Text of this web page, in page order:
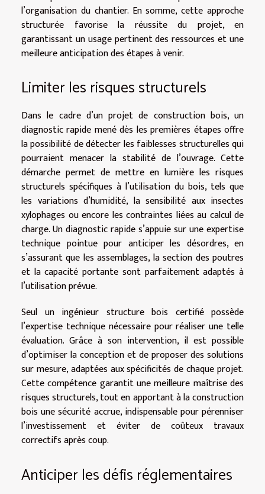
l’organisation du chantier. En somme, cette approche
structurée favorise la réussite du projet, en
garantissant un usage pertinent des ressources et une
meilleure anticipation des étapes à venir.
Limiter les risques structurels
Dans le cadre d’un projet de construction bois, un
diagnostic rapide mené dès les premières étapes offre
la possibilité de détecter les faiblesses structurelles qui
pourraient menacer la stabilité de l’ouvrage. Cette
démarche permet de mettre en lumière les risques
structurels spécifiques à l’utilisation du bois, tels que
les variations d’humidité, la sensibilité aux insectes
xylophages ou encore les contraintes liées au calcul de
charge. Un diagnostic rapide s’appuie sur une expertise
technique pointue pour anticiper les désordres, en
s’assurant que les assemblages, la section des poutres
et la capacité portante sont parfaitement adaptés à
l’utilisation prévue.
Seul un ingénieur structure bois certifié possède
l’expertise technique nécessaire pour réaliser une telle
évaluation. Grâce à son intervention, il est possible
d’optimiser la conception et de proposer des solutions
sur mesure, adaptées aux spécificités de chaque projet.
Cette compétence garantit une meilleure maîtrise des
risques structurels, tout en apportant à la construction
bois une sécurité accrue, indispensable pour pérenniser
l’investissement et éviter de coûteux travaux
correctifs après coup.
Anticiper les défis réglementaires